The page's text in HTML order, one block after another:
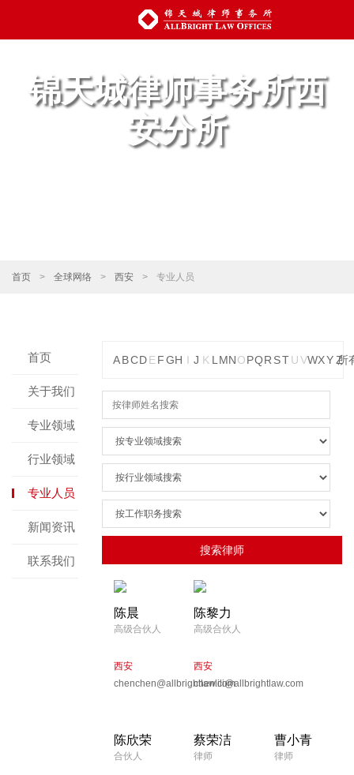
锦天城律师事务所西
安分所
首页 > 全球网络 > 西安 > 专业人员
首页
关于我们
专业领域
行业领域
专业人员
新闻资讯
联系我们
ABCDE FGH I J K L MNOPQR STUVWXYZ
所
陈晨
高级合伙人
西安
chenchen@allbrightlaw.com
陈黎力
高级合伙人
西安
chenlili@allbrightlaw.com
陈欣荣
合伙人
蔡荣洁
律师
曹小青
律师